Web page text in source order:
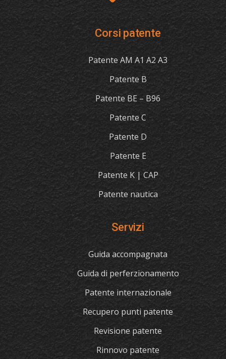
Corsi patente
Patente AM A1 A2 A3
Patente B
Patente BE – B96
Patente C
Patente D
Patente E
Patente K | CAP
Patente nautica
Servizi
Guida accompagnata
Guida di perferzionamento
Patente internazionale
Recupero punti patente
Revisione patente
Rinnovo patente